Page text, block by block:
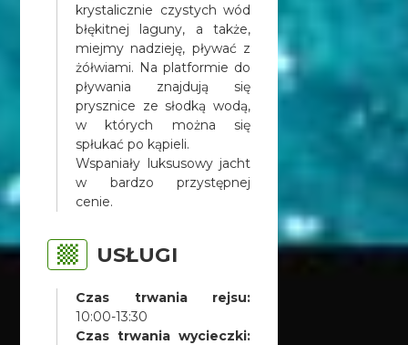
krystalicznie czystych wód
błękitnej laguny, a także,
miejmy nadzieję, pływać z
żółwiami. Na platformie do
pływania znajdują się
prysznice ze słodką wodą,
w których można się
spłukać po kąpieli.
Wspaniały luksusowy jacht
w bardzo przystępnej
cenie.
USŁUGI
Czas trwania rejsu:
10:00-13:30
Czas trwania wycieczki: